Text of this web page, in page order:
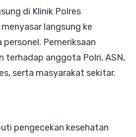
di Klinik Polres
langsung ke
Pemeriksaan
terhadap anggota Polri, ASN,
serta masyarakat sekitar.
pengecekan kesehatan